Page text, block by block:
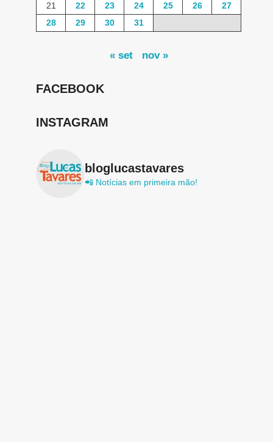
21
22 23 24 25 26
27
28
29 30 31
« set nov »
FACEBOOK
INSTAGRAM
bloglucastavares
📲 Notícias em primeira mão!